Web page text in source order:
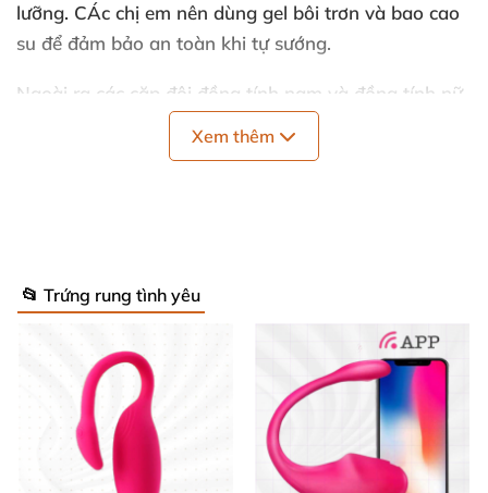
lưỡng. CÁc chị em nên dùng gel bôi trơn và bao cao
su để đảm bảo an toàn khi tự sướng.
Ngoài ra các cặp đôi đồng tính nam và đồng tính nữ
nhau. Tăng thêm cảm giác ham muốn tình dục, khiến
Xem thêm
📂 Trứng rung tình yêu